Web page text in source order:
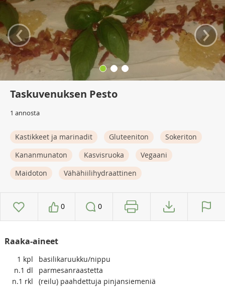
‹ ›
Taskuvenuksen Pesto
1 annosta
Kastikkeet ja marinadit Gluteeniton
Sokeriton
Kananmunaton
Kasvisruoka
Vegaani
Maidoton
Vähähiilihydraattinen
0 0
Raaka-aineet
1 kpl
basilikaruukku/nippu
n.1 dl
parmesanraastetta
n.1 rkl
(reilu) paahdettuja pinjansiemeniä